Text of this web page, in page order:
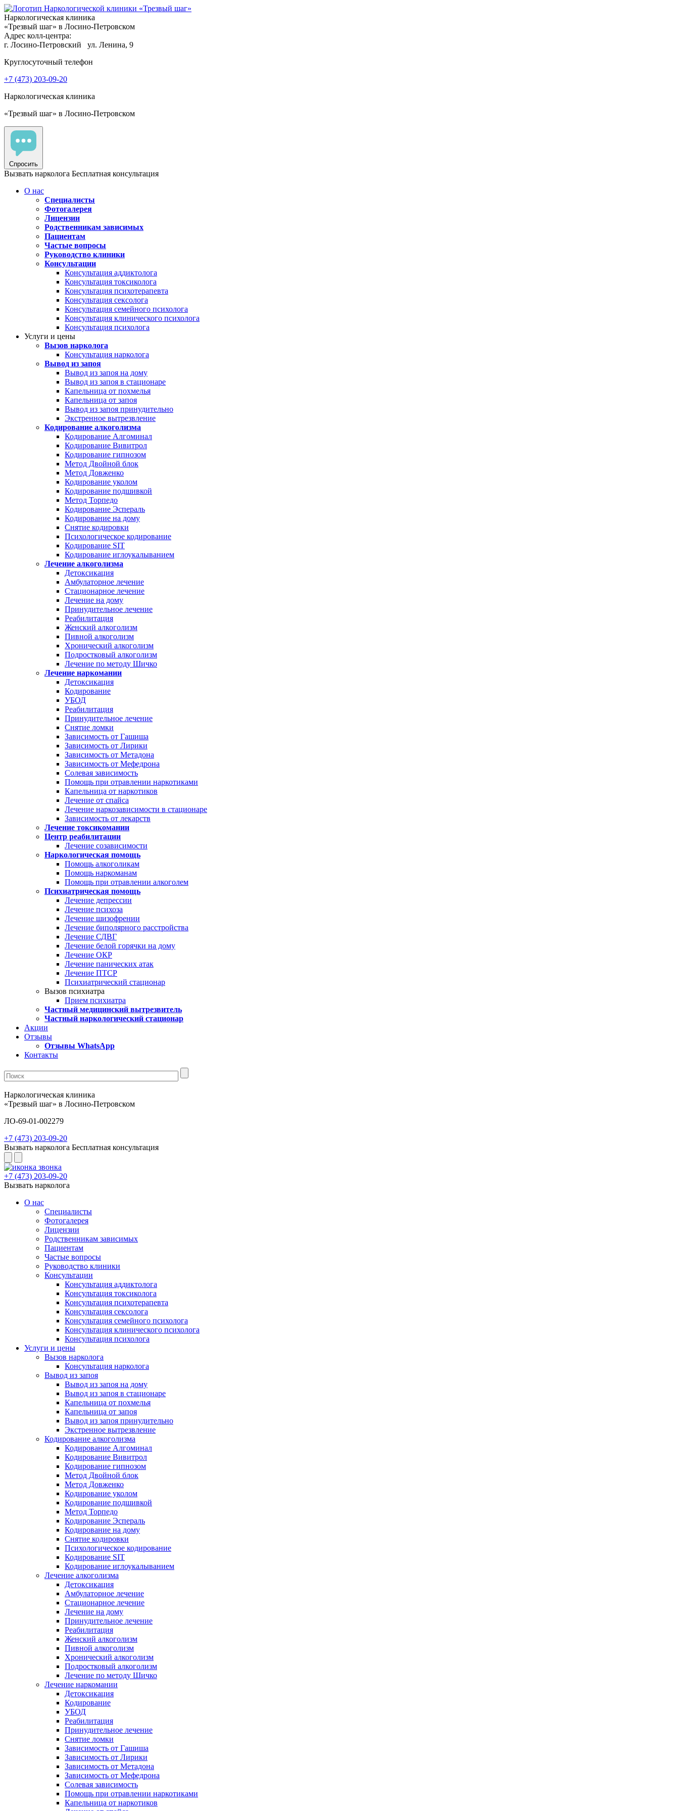
Наркологическая клиника
«Трезвый шаг» в Лосино-Петровском
Адрес колл-центра:
г. Лосино-Петровский
ул. Ленина, 9
Круглосуточный телефон
+7 (473) 203-09-20
Наркологическая клиника
«Трезвый шаг» в Лосино-Петровском
Спросить
Вызвать нарколога Бесплатная консультация
О нас
Специалисты
Фотогалерея
Лицензии
Родственникам зависимых
Пациентам
Частые вопросы
Руководство клиники
Консультации
Консультация аддиктолога
Консультация токсиколога
Консультация психотерапевта
Консультация сексолога
Консультация семейного психолога
Консультация клинического психолога
Консультация психолога
Услуги и цены
Вызов нарколога
Консультация нарколога
Вывод из запоя
Вывод из запоя на дому
Вывод из запоя в стационаре
Капельница от похмелья
Капельница от запоя
Вывод из запоя принудительно
Экстренное вытрезвление
Кодирование алкоголизма
Кодирование Алгоминал
Кодирование Вивитрол
Кодирование гипнозом
Метод Двойной блок
Метод Довженко
Кодирование уколом
Кодирование подшивкой
Метод Торпедо
Кодирование Эспераль
Кодирование на дому
Снятие кодировки
Психологическое кодирование
Кодирование SIT
Кодирование иглоукалыванием
Лечение алкоголизма
Детоксикация
Амбулаторное лечение
Стационарное лечение
Лечение на дому
Принудительное лечение
Реабилитация
Женский алкоголизм
Пивной алкоголизм
Хронический алкоголизм
Подростковый алкоголизм
Лечение по методу Шичко
Лечение наркомании
Детоксикация
Кодирование
УБОД
Реабилитация
Принудительное лечение
Снятие ломки
Зависимость от Гашиша
Зависимость от Лирики
Зависимость от Метадона
Зависимость от Мефедрона
Солевая зависимость
Помощь при отравлении наркотиками
Капельница от наркотиков
Лечение от спайса
Лечение наркозависимости в стационаре
Зависимость от лекарств
Лечение токсикомании
Центр реабилитации
Лечение созависимости
Наркологическая помощь
Помощь алкоголикам
Помощь наркоманам
Помощь при отравлении алкоголем
Психиатрическая помощь
Лечение депрессии
Лечение психоза
Лечение шизофрении
Лечение биполярного расстройства
Лечение СДВГ
Лечение белой горячки на дому
Лечение ОКР
Лечение панических атак
Лечение ПТСР
Психиатрический стационар
Вызов психиатра
Прием психиатра
Частный медицинский вытрезвитель
Частный наркологический стационар
Акции
Отзывы
Отзывы WhatsApp
Контакты
Наркологическая клиника
«Трезвый шаг» в Лосино-Петровском
ЛО-69-01-002279
+7 (473) 203-09-20
Вызвать нарколога Бесплатная консультация
+7 (473) 203-09-20
Вызвать нарколога
О нас
Специалисты
Фотогалерея
Лицензии
Родственникам зависимых
Пациентам
Частые вопросы
Руководство клиники
Консультации
Консультация аддиктолога
Консультация токсиколога
Консультация психотерапевта
Консультация сексолога
Консультация семейного психолога
Консультация клинического психолога
Консультация психолога
Услуги и цены
Вызов нарколога
Консультация нарколога
Вывод из запоя
Вывод из запоя на дому
Вывод из запоя в стационаре
Капельница от похмелья
Капельница от запоя
Вывод из запоя принудительно
Экстренное вытрезвление
Кодирование алкоголизма
Кодирование Алгоминал
Кодирование Вивитрол
Кодирование гипнозом
Метод Двойной блок
Метод Довженко
Кодирование уколом
Кодирование подшивкой
Метод Торпедо
Кодирование Эспераль
Кодирование на дому
Снятие кодировки
Психологическое кодирование
Кодирование SIT
Кодирование иглоукалыванием
Лечение алкоголизма
Детоксикация
Амбулаторное лечение
Стационарное лечение
Лечение на дому
Принудительное лечение
Реабилитация
Женский алкоголизм
Пивной алкоголизм
Хронический алкоголизм
Подростковый алкоголизм
Лечение по методу Шичко
Лечение наркомании
Детоксикация
Кодирование
УБОД
Реабилитация
Принудительное лечение
Снятие ломки
Зависимость от Гашиша
Зависимость от Лирики
Зависимость от Метадона
Зависимость от Мефедрона
Солевая зависимость
Помощь при отравлении наркотиками
Капельница от наркотиков